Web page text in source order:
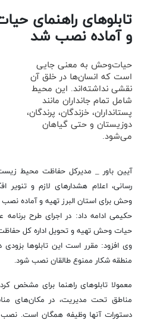
تابلوهای راهنمای
و آماده نصب شد
حیات‌وحش به معنی جایی
است که انسان‌ها در خلق آن
نقشی نداشته‌اند. این محیط
شامل تمام جانداران مانند
پستانداران، خزندگان، پرندگان،
دوزیستان و حتی گیاهان
می‌شود.
آیین باور _ مدیرکل حفاظت محیط
رسانی، اعلام هشدارهای لازم و تنویر
وحش برای استان البرز تهیه و آماده
حیات وحش تهیه و تحویل اداره کل
وی افزود: مقرر است این تابلوها
منطقه شکار ممنوع طالقان نصب شود.
معمولا تابلو‌های راهنما برای مشخص
مناطق تحت مدیریت، در مکان‌های
دستورات آنها وظیفه همگان است. نصب